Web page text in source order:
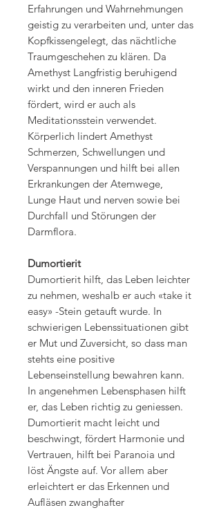
Erfahrungen und Wahrnehmungen
geistig zu verarbeiten und, unter das
Kopfkissengelegt, das nächtliche
Traumgeschehen zu klären. Da
Amethyst Langfristig beruhigend
wirkt und den inneren Frieden
fördert, wird er auch als
Meditationsstein verwendet.
Körperlich lindert Amethyst
Schmerzen, Schwellungen und
Verspannungen und hilft bei allen
Erkrankungen der Atemwege,
Lunge Haut und nerven sowie bei
Durchfall und Störungen der
Darmflora.
Dumortierit
Dumortierit hilft, das Leben leichter
zu nehmen, weshalb er auch «take it
easy» -Stein getauft wurde. In
schwierigen Lebenssituationen gibt
er Mut und Zuversicht, so dass man
stehts eine positive
Lebenseinstellung bewahren kann.
In angenehmen Lebensphasen hilft
er, das Leben richtig zu geniessen.
Dumortierit macht leicht und
beschwingt, fördert Harmonie und
Vertrauen, hilft bei Paranoia und
löst Ängste auf. Vor allem aber
erleichtert er das Erkennen und
Aufläsen zwanghafter